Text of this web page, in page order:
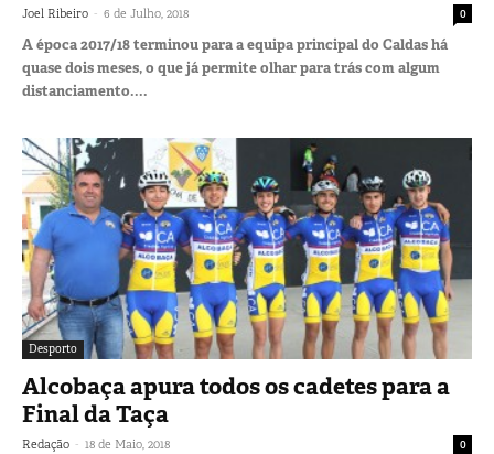
Joel Ribeiro - 6 de Julho, 2018 0
A época 2017/18 terminou para a equipa principal do Caldas há
quase dois meses, o que já permite olhar para trás com algum
distanciamento....
Desporto
Alcobaça apura todos os cadetes para a
Final da Taça
Redação - 18 de Maio, 2018 0